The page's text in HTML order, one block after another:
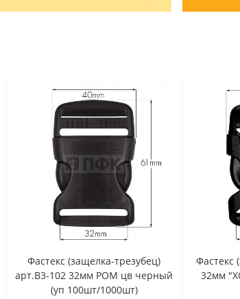
Фастекс (защелка-трезубец)
арт.В3-102 32мм РОМ цв черный
(уп 100шт/1000шт)
Фастекс
32мм